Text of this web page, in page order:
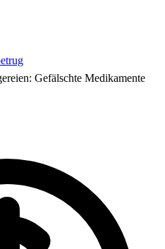
Gefälschte Medikamente